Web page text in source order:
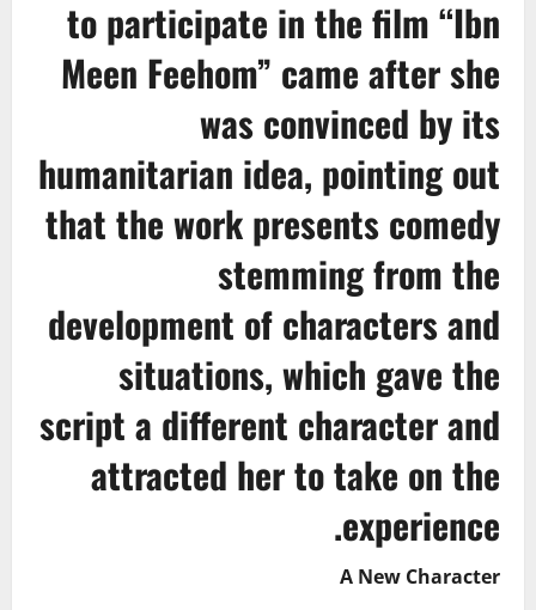
to participate in the film “Ibn
Meen Feehom” came after she
was convinced by its
humanitarian idea, pointing out
that the work presents comedy
stemming from the
development of characters and
situations, which gave the
script a different character and
attracted her to take on the
experience.
A New Character